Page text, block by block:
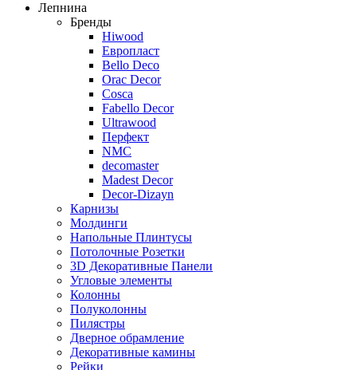
Лепнина
Бренды
Hiwood
Европласт
Bello Deco
Orac Decor
Cosca
Fabello Decor
Ultrawood
Перфект
NMC
decomaster
Madest Decor
Decor-Dizayn
Карнизы
Молдинги
Напольные Плинтусы
Потолочные Розетки
3D Декоративные Панели
Угловые элементы
Колонны
Полуколонны
Пилястры
Дверное обрамление
Декоративные камины
Рейки